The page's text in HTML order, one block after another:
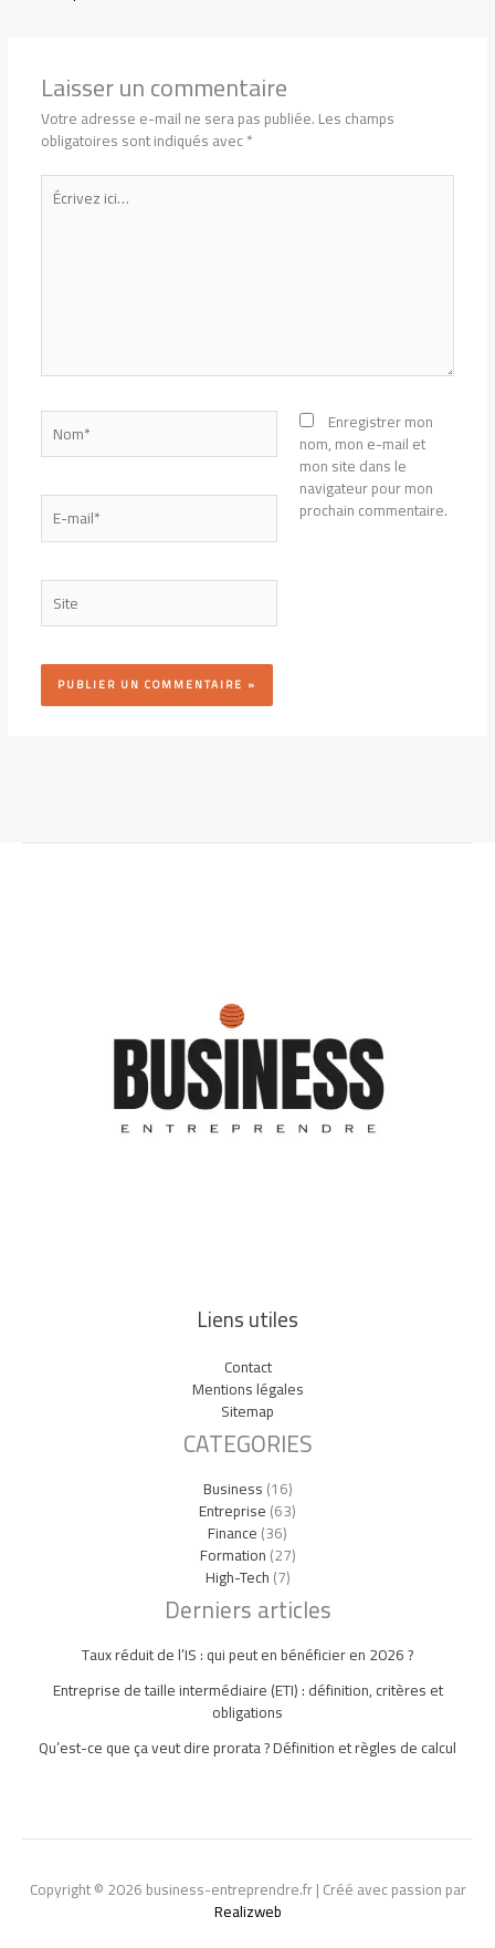
Laisser un commentaire
Votre adresse e-mail ne sera pas publiée.Les champs
obligatoires sont indiqués avec*
Écrivez
ici…
Nom*
E-
mail*
Site
Enregistrer mon
nom, mon e-mail et
mon site dans le
navigateur pour mon
prochain commentaire.
Liens utiles
Contact
Mentions légales
Sitemap
CATEGORIES
Business(16)
Entreprise(63)
Finance(36)
Formation(27)
High-Tech(7)
Derniers articles
Taux réduit de l’IS : qui peut en bénéficier en 2026 ?
Entreprise de taille intermédiaire (ETI) : définition, critères et
obligations
Qu’est-ce que ça veut dire prorata ? Définition et règles de calcul
Copyright © 2026 business-entreprendre.fr | Créé avec passion par
Realizweb